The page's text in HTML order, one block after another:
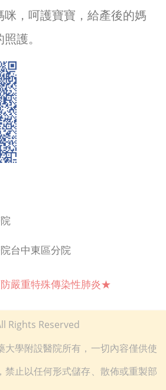
，呵護寶寶，給產後的媽
護。
台中東區分院
嚴重特殊傳染性肺炎★
Rights Reserved
大學附設醫院所有，一切內容僅供使
禁止以任何形式儲存、散佈或重製部